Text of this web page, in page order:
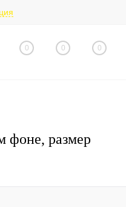
0 0 0
фоне, размер